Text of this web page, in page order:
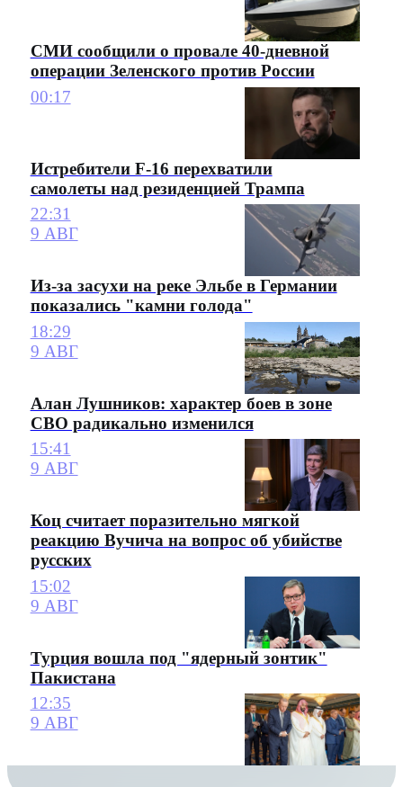
СМИ сообщили о провале 40-дневной
операции Зеленского против России
00:17
Истребители F-16 перехватили
самолеты над резиденцией Трампа
22:31
9 АВГ
Из-за засухи на реке Эльбе в Германии
показались "камни голода"
18:29
9 АВГ
Алан Лушников: характер боев в зоне
СВО радикально изменился
15:41
9 АВГ
Коц считает поразительно мягкой
реакцию Вучича на вопрос об убийстве
русских
15:02
9 АВГ
Турция вошла под "ядерный зонтик"
Пакистана
12:35
9 АВГ